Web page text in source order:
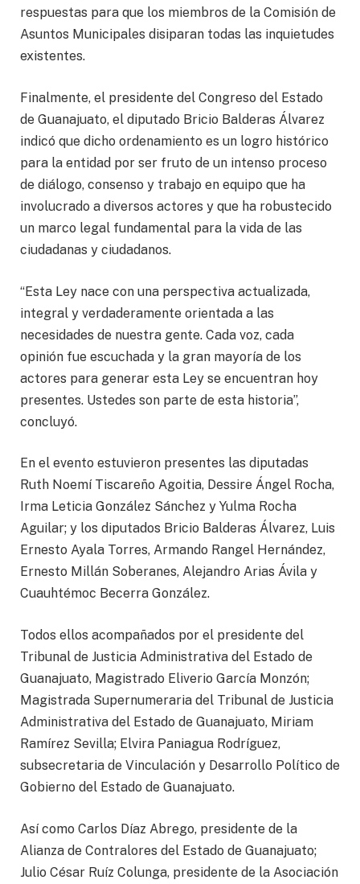
respuestas para que los miembros de la Comisión de
Asuntos Municipales disiparan todas las inquietudes
existentes.
Finalmente, el presidente del Congreso del Estado
de Guanajuato, el diputado Bricio Balderas Álvarez
indicó que dicho ordenamiento es un logro histórico
para la entidad por ser fruto de un intenso proceso
de diálogo, consenso y trabajo en equipo que ha
involucrado a diversos actores y que ha robustecido
un marco legal fundamental para la vida de las
ciudadanas y ciudadanos.
“Esta Ley nace con una perspectiva actualizada,
integral y verdaderamente orientada a las
necesidades de nuestra gente. Cada voz, cada
opinión fue escuchada y la gran mayoría de los
actores para generar esta Ley se encuentran hoy
presentes. Ustedes son parte de esta historia”,
concluyó.
En el evento estuvieron presentes las diputadas
Ruth Noemí Tiscareño Agoitia, Dessire Ángel Rocha,
Irma Leticia González Sánchez y Yulma Rocha
Aguilar; y los diputados Bricio Balderas Álvarez, Luis
Ernesto Ayala Torres, Armando Rangel Hernández,
Ernesto Millán Soberanes, Alejandro Arias Ávila y
Cuauhtémoc Becerra González.
Todos ellos acompañados por el presidente del
Tribunal de Justicia Administrativa del Estado de
Guanajuato, Magistrado Eliverio García Monzón;
Magistrada Supernumeraria del Tribunal de Justicia
Administrativa del Estado de Guanajuato, Miriam
Ramírez Sevilla; Elvira Paniagua Rodríguez,
subsecretaria de Vinculación y Desarrollo Político de
Gobierno del Estado de Guanajuato.
Así como Carlos Díaz Abrego, presidente de la
Alianza de Contralores del Estado de Guanajuato;
Julio César Ruíz Colunga, presidente de la Asociación